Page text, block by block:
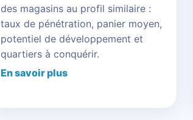
des magasins au profil similaire :
taux de pénétration, panier moyen,
potentiel de développement et
quartiers à conquérir.
En savoir plus